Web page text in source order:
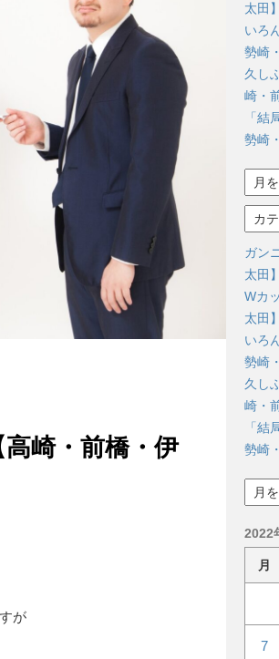
崎・前橋・伊
が
太田】
いろ
勢崎
久し
崎・
「
勢崎
ー
イ
ブ
テ
ゴ
リ
ガン
太田】
Wカ
太田】
いろ
勢崎
久し
崎・
「
勢崎
ー
イ
2022
月
7